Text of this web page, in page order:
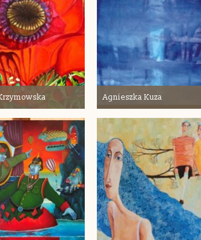
Agnieszka Kuza